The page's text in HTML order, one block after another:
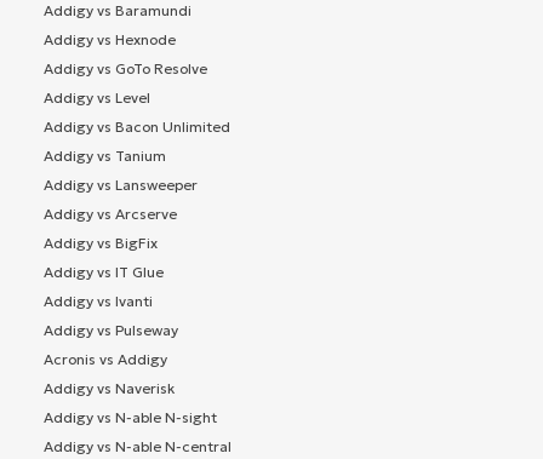
Addigy vs Baramundi
Addigy vs Hexnode
Addigy vs GoTo Resolve
Addigy vs Level
Addigy vs Bacon Unlimited
Addigy vs Tanium
Addigy vs Lansweeper
Addigy vs Arcserve
Addigy vs BigFix
Addigy vs IT Glue
Addigy vs Ivanti
Addigy vs Pulseway
Acronis vs Addigy
Addigy vs Naverisk
Addigy vs N-able N-sight
Addigy vs N-able N-central